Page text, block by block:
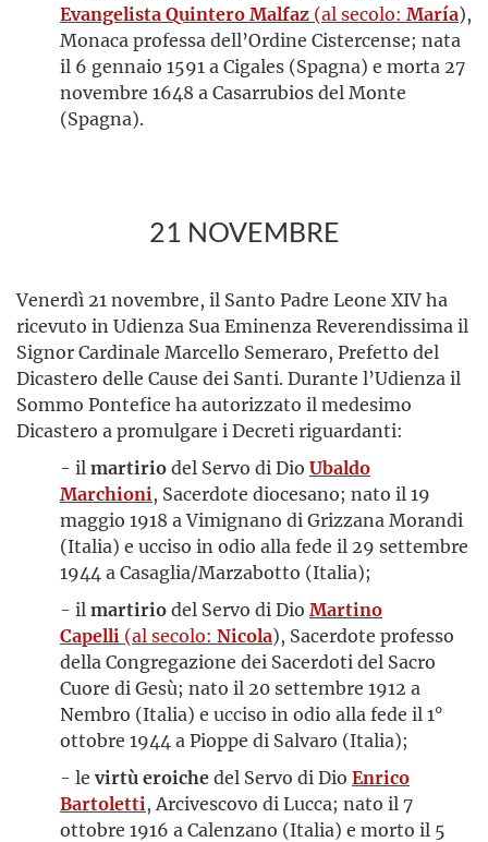
Evangelista Quintero Malfaz (al secolo: María),
Monaca professa dell’Ordine Cistercense; nata
il 6 gennaio 1591 a Cigales (Spagna) e morta 27
novembre 1648 a Casarrubios del Monte
(Spagna).
21 NOVEMBRE
Venerdì 21 novembre, il Santo Padre Leone XIV ha
ricevuto in Udienza Sua Eminenza Reverendissima il
Signor Cardinale Marcello Semeraro, Prefetto del
Dicastero delle Cause dei Santi. Durante l’Udienza il
Sommo Pontefice ha autorizzato il medesimo
Dicastero a promulgare i Decreti riguardanti:
- il martiriodel Servo di Dio Ubaldo
Marchioni, Sacerdote diocesano; nato il 19
maggio 1918 a Vimignano di Grizzana Morandi
(Italia) e ucciso in odio alla fede il 29 settembre
1944 a Casaglia/Marzabotto (Italia);
- il martiriodel Servo di Dio Martino
Capelli (al secolo: Nicola), Sacerdote professo
della Congregazione dei Sacerdoti del Sacro
Cuore di Gesù; nato il 20 settembre 1912 a
Nembro (Italia) e ucciso in odio alla fede il 1°
ottobre 1944 a Pioppe di Salvaro (Italia);
- le virtù eroichedel Servo di Dio Enrico
Bartoletti, Arcivescovo di Lucca; nato il 7
ottobre 1916 a Calenzano (Italia) e morto il 5